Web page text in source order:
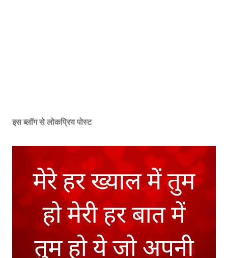
इस ब्लॉग से लोकप्रिय पोस्ट